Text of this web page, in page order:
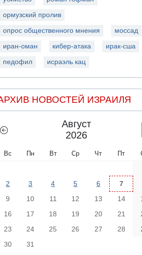
ормузский пролив
опрос общественного мнения моссад
иран-оман кибер-атака ирак-сша
педофил исраэль кац
НОВОСТЕЙ ИЗРАИЛЯ
Август
2026
Вс Пн Вт Ср Чт Пт
2
3 4 5 6 7
9
10 11 12 13 14
16
17 18 19 20 21
23
24 25 26 27 28
30
31